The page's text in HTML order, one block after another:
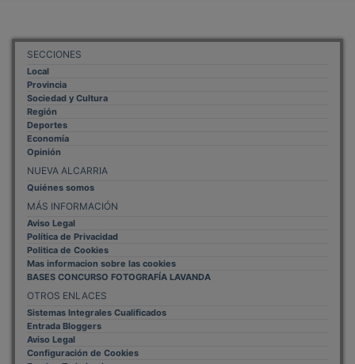
SECCIONES
Local
Provincia
Sociedad y Cultura
Región
Deportes
Economía
Opinión
NUEVA ALCARRIA
Quiénes somos
MÁS INFORMACIÓN
Aviso Legal
Política de Privacidad
Politica de Cookies
Mas informacion sobre las cookies
BASES CONCURSO FOTOGRAFÍA LAVANDA
OTROS ENLACES
Sistemas Integrales Cualificados
Entrada Bloggers
Aviso Legal
Configuración de Cookies
Empleo Trabajando.es